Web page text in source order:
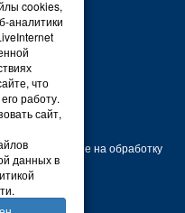
71-28
Согласие на обработку
cookies,
аналитики
что
работу.
сайт,
данных в